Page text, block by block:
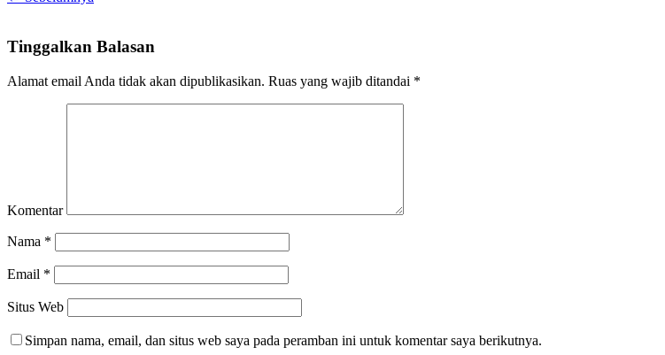
Tinggalkan Balasan
Alamat email Anda tidak akan dipublikasikan. Ruas yang wajib ditandai *
Komentar
Nama *
Email *
Situs Web
Simpan nama, email, dan situs web saya pada peramban ini untuk komentar saya berikutnya.